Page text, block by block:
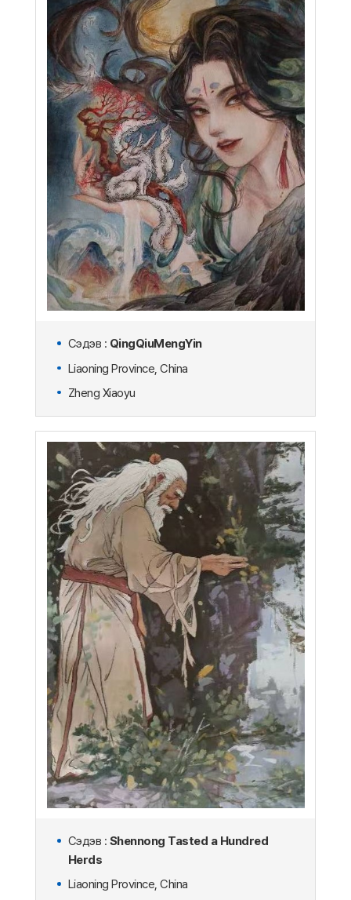
Сэдэв : QingQiuMengYin
Liaoning Province, China
Zheng Xiaoyu
Сэдэв : Shennong Tasted a Hundred
Herds
Liaoning Province, China